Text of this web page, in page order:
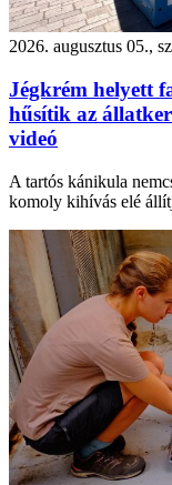
2026. augusztus 05.,
Jégkrém helyett
hűsítik az
videó
A tartós kánikula
komoly kihívás elé